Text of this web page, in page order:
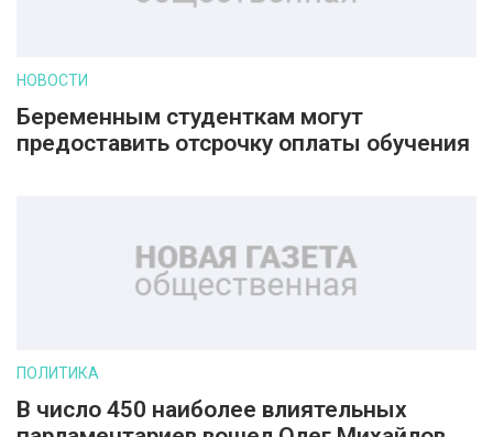
НОВОСТИ
Беременным студенткам могут
предоставить отсрочку оплаты обучения
ПОЛИТИКА
В число 450 наиболее влиятельных